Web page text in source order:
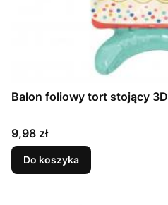
Balon foliowy tort stojący 3D
Cena
9,98 zł
Do koszyka